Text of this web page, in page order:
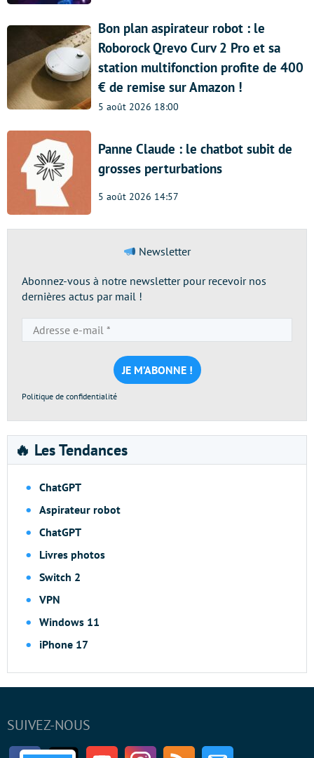
Bon plan aspirateur robot : le
Roborock Qrevo Curv 2 Pro et sa
station multifonction profite de 400
€ de remise sur Amazon !
5 août 2026 18:00
Panne Claude : le chatbot subit de
grosses perturbations
5 août 2026 14:57
Newsletter
Abonnez-vous à notre newsletter pour recevoir nos
dernières actus par mail !
e-
mail
*
Politique de confidentialité
🔥 Les Tendances
ChatGPT
Aspirateur robot
ChatGPT
Livres photos
Switch 2
VPN
Windows 11
iPhone 17
SUIVEZ-NOUS
FacebookTwitter Youtube InstagramRSS Newsletter